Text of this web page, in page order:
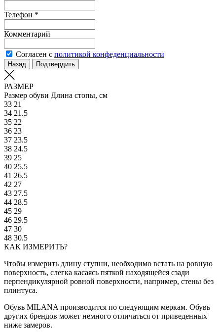
Телефон *
Комментарий
Согласен с политикой конфеденциальности
Назад Подтвердить
РАЗМЕР
Размер обуви Длина стопы, см
33 21
34 21.5
35 22
36 23
37 23.5
38 24.5
39 25
40 25.5
41 26.5
42 27
43 27.5
44 28.5
45 29
46 29.5
47 30
48 30.5
КАК ИЗМЕРИТЬ?
Чтобы измерить длину ступни, необходимо встать на ровную
поверхность, слегка касаясь пяткой находящейся сзади
перпендикулярной ровной поверхности, например, стены без
плинтуса.
Обувь MILANA производится по следующим меркам. Обувь
других брендов может немного отличаться от приведенных
ниже замеров.